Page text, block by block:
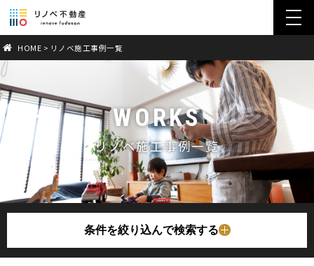
HOME > リノベ施工事例一覧
WORKS
リノベ施工事例一覧
条件を絞り込んで検索する